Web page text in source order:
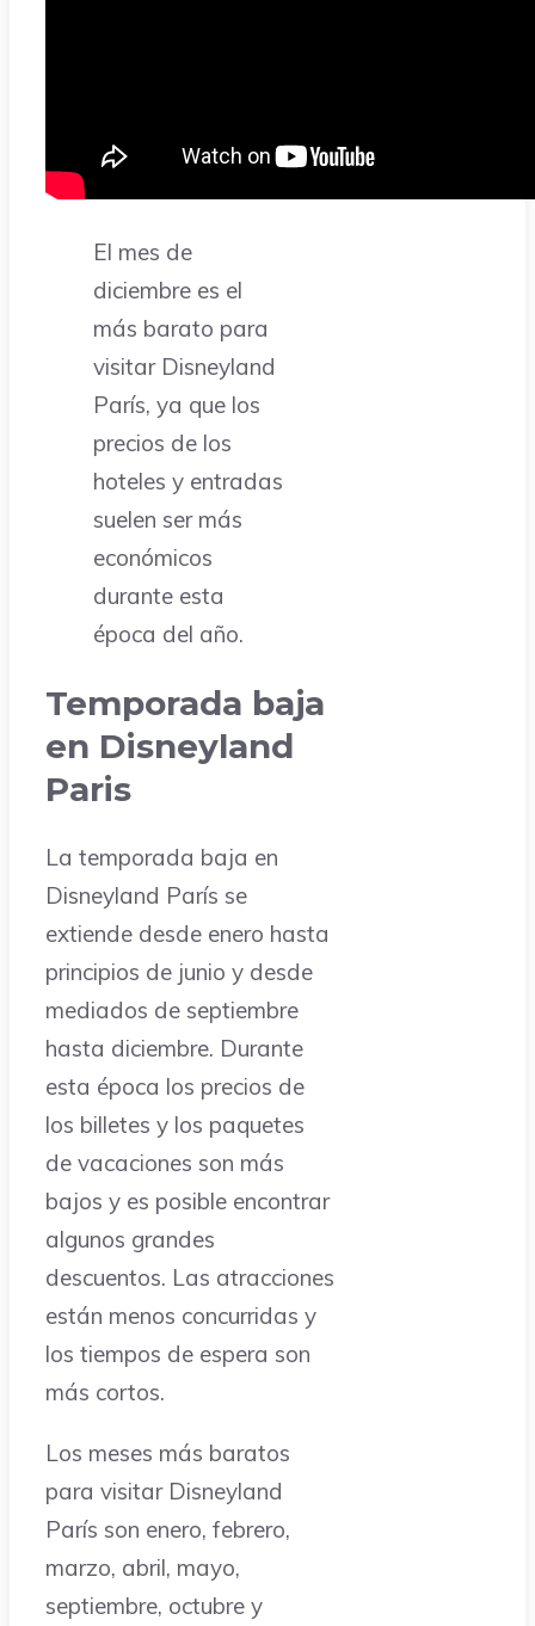
El mes de
diciembre es el
más barato para
visitar Disneyland
París, ya que los
precios de los
hoteles y entradas
suelen ser más
económicos
durante esta
época del año.
Temporada baja
en Disneyland
Paris
La temporada baja en
Disneyland París se
extiende desde enero hasta
principios de junio y desde
mediados de septiembre
hasta diciembre. Durante
esta época los precios de
los billetes y los paquetes
de vacaciones son más
bajos y es posible encontrar
algunos grandes
descuentos. Las atracciones
están menos concurridas y
los tiempos de espera son
más cortos.
Los meses más baratos
para visitar Disneyland
París son enero, febrero,
marzo, abril, mayo,
septiembre, octubre y